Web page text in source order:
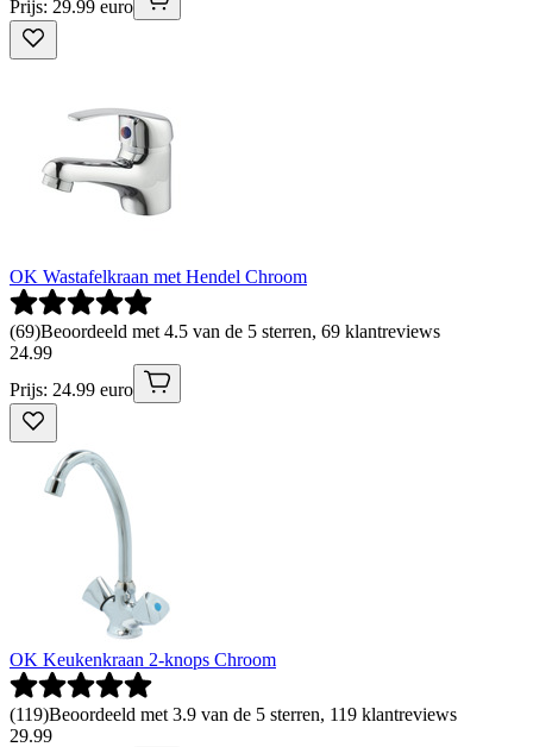
Prijs: 29.99 euro
OK Wastafelkraan met Hendel Chroom
(69)Beoordeeld met 4.5 van de 5 sterren, 69 klantreviews
24.99
Prijs: 24.99 euro
OK Keukenkraan 2-knops Chroom
(119)Beoordeeld met 3.9 van de 5 sterren, 119 klantreviews
29.99